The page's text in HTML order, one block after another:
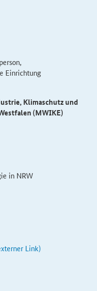
Einrichtung
Klimaschutz und
(MWIKE)
in NRW
Link)